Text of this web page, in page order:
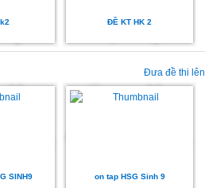
ĐỀ KT HK 2
Đưa đề thi lên
SINH9 on tap HSG Sinh 9